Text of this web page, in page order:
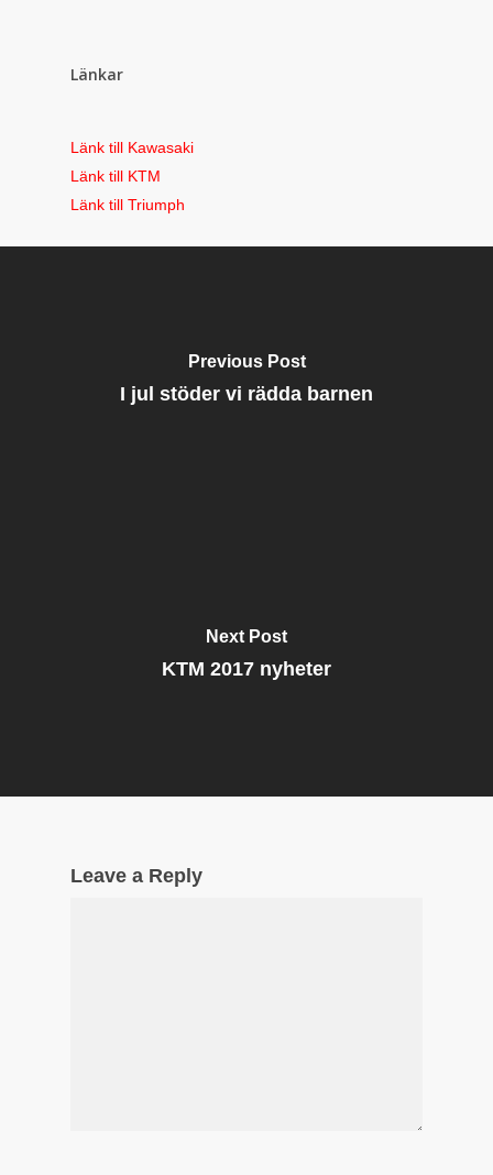
Länkar
Länk till Kawasaki
Länk till KTM
Länk till Triumph
Previous Post
I jul stöder vi rädda barnen
Next Post
KTM 2017 nyheter
Leave a Reply